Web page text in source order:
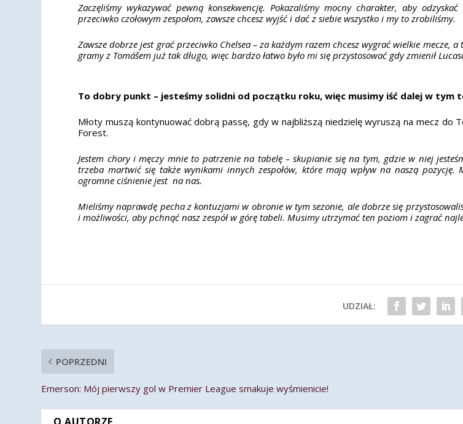
Zaczęliśmy wykazywać pewną konsekwencję. Pokazaliśmy mocny charakter, aby
przeciwko czołowym zespołom, zawsze chcesz wyjść i dać z siebie wszystko i my to zrobiliśmy.
Zawsze dobrze jest grać przeciwko Chelsea – za każdym razem chcesz wygrać wielkie mecze,
gramy z Tomášem już tak długo, więc bardzo łatwo było mi się przystosować gdy zmienił
To dobry punkt – jesteśmy solidni od początku roku, więc musimy iść dalej w tym
Młoty muszą kontynuować dobrą passę, gdy w najbliższą niedzielę wyruszą na mecz
Forest.
Jestem chory i męczy mnie to patrzenie na tabelę – skupianie się na tym, gdzie w niej
trzeba martwić się także wynikami innych zespołów, które mają wpływ na naszą
ogromne ciśnienie jest na nas.
Mieliśmy naprawdę pecha z kontuzjami w obronie w tym sezonie, ale dobrze się
i możliwości, aby pchnąć nasz zespół w górę tabeli. Musimy utrzymać ten poziom i zagrać
UDZIAŁ:
POPRZEDNI
Emerson: Mój pierwszy gol w Premier League smakuje wyśmienicie!